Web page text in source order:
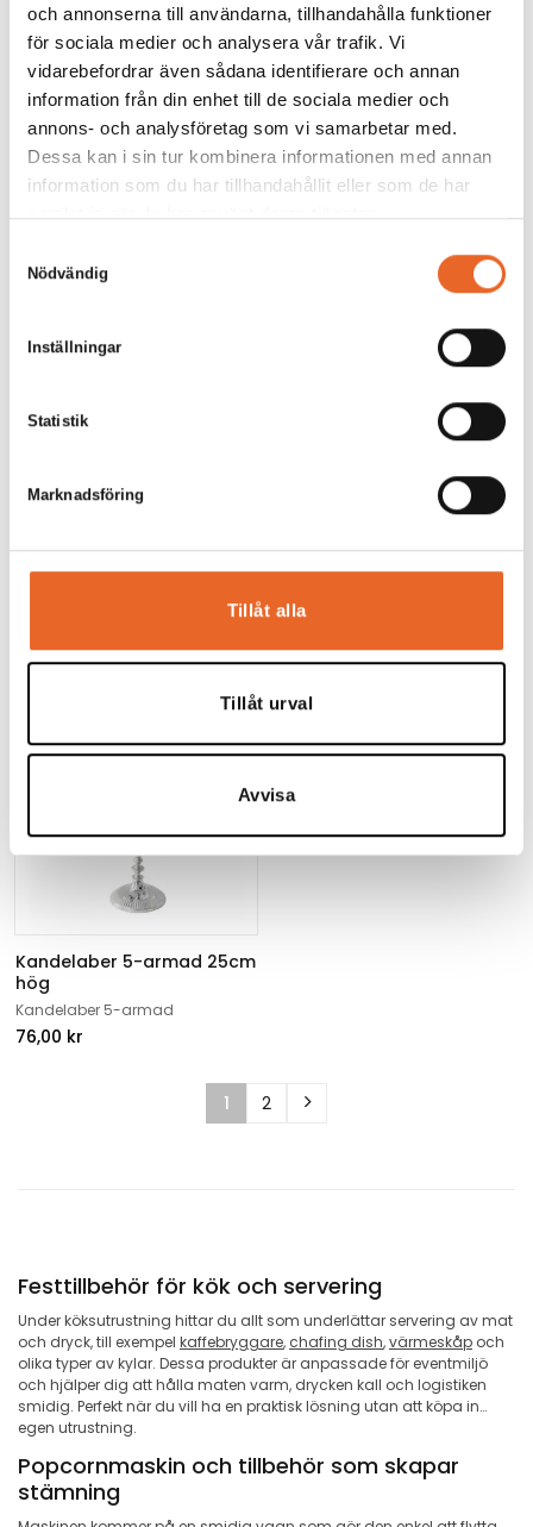
och annonserna till användarna, tillhandahålla funktioner
för sociala medier och analysera vår trafik. Vi
vidarebefordrar även sådana identifierare och annan
information från din enhet till de sociala medier och
annons- och analysföretag som vi samarbetar med.
Dessa kan i sin tur kombinera informationen med annan
information som du har tillhandahållit eller som de har
samlat in när du har använt deras tjänster.
Nödvändig
Inställningar
Statistik
Marknadsföring
Tillåt alla
Tillåt urval
Avvisa
Kantin GN 1/1 53x32cm
Gastrobleck GN 1/1
35,00
Kylskåp låg barmodell
Drickakyl
710,00kr
Kaffebryggare
hög
Elektrisk värmehäll
140,00
Kandelaber 5-armad 25cm
hög
Kandelaber 5-armad
76,00 kr
1 2
Festtillbehör för kök och servering
Under köksutrustning hittar du allt som underlättar servering av mat
och dryck, till exempel kaffebryggare, chafing dish,värmeskåp och
olika typer av kylar. Dessa produkter är anpassade för eventmiljö
och hjälper dig att hålla maten varm, drycken kall och logistiken
smidig. Perfekt när du vill ha en praktisk lösning utan att köpa in
egen utrustning.
Popcornmaskin och tillbehör som skapar
stämning